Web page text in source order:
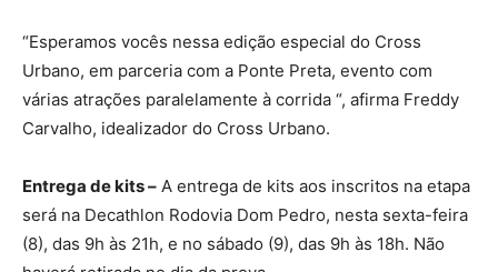
“Esperamos vocês nessa edição especial do Cross
Urbano, em parceria com a Ponte Preta, evento com
várias atrações paralelamente à corrida “, afirma Freddy
Carvalho, idealizador do Cross Urbano.
Entrega de kits – A entrega de kits aos inscritos na etapa
será na Decathlon Rodovia Dom Pedro, nesta sexta-feira
(8), das 9h às 21h, e no sábado (9), das 9h às 18h. Não